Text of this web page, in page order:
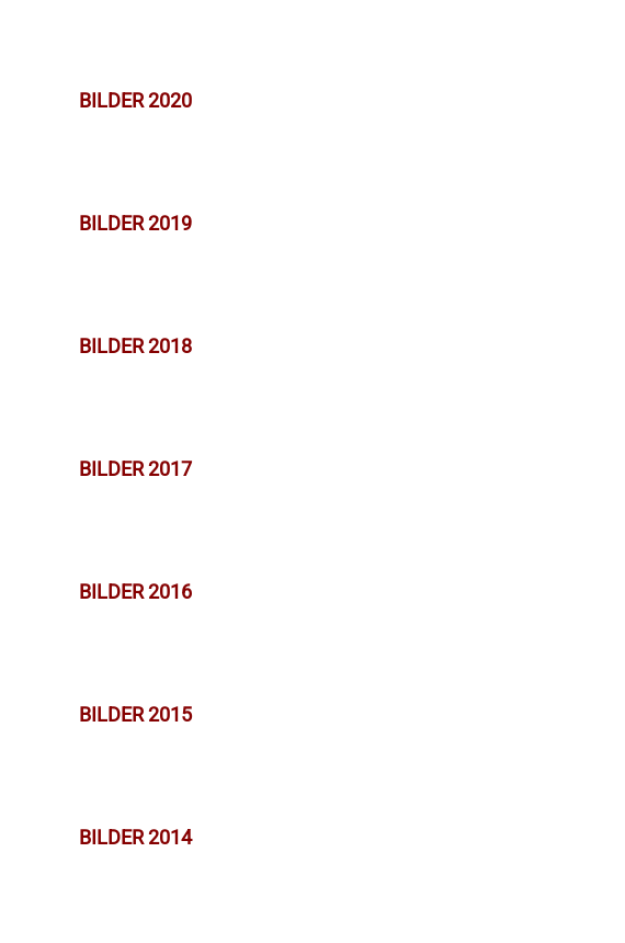
BILDER 2020
BILDER 2019
BILDER 2018
BILDER 2017
BILDER 2016
BILDER 2015
BILDER 2014